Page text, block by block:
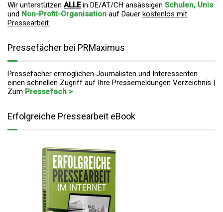
Wir unterstützen ALLEin DE/AT/CH ansässigen Schulen, Unis
und Non-Profit-Organisation auf Dauer kostenlos mit
Pressearbeit.
Pressefächer bei PRMaximus
Pressefächer ermöglichen Journalisten und Interessenten
einen schnellen Zugriff auf Ihre Pressemeldungen Verzeichnis |
Zum Pressefach >
Erfolgreiche Pressearbeit eBook